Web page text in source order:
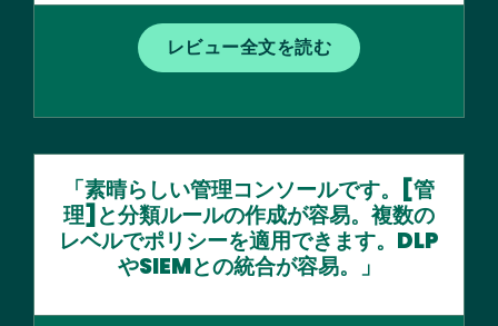
レビュー全文を読む
「素晴らしい管理コンソールです。[管
理]と分類ルールの作成が容易。複数の
レベルでポリシーを適用できます。DLP
やSIEMとの統合が容易。」